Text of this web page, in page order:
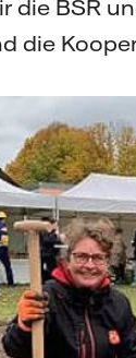
die BSR
die